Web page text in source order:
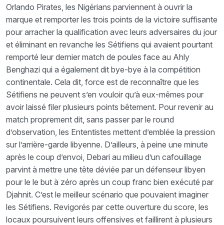
Orlando Pirates, les Nigérians parviennent à ouvrir la
marque et remporter les trois points de la victoire suffisante
pour arracher la qualification avec leurs adversaires du jour
et éliminant en revanche les Sétifiens qui avaient pourtant
remporté leur dernier match de poules face au Ahly
Benghazi qui a également dit bye-bye à la compétition
continentale. Cela dit, force est de reconnaître que les
Sétifiens ne peuvent s’en vouloir qu’à eux-mêmes pour
avoir laissé filer plusieurs points bêtement. Pour revenir au
match proprement dit, sans passer par le round
d’observation, les Ententistes mettent d’emblée la pression
sur l’arrière-garde libyenne. D’ailleurs, à peine une minute
après le coup d’envoi, Debari au milieu d’un cafouillage
parvint à mettre une tête déviée par un défenseur libyen
pour le le but à zéro après un coup franc bien exécuté par
Djahnit. C’est le meilleur scénario que pouvaient imaginer
les Sétifiens. Revigorés par cette ouverture du score, les
locaux poursuivent leurs offensives et faillirent à plusieurs